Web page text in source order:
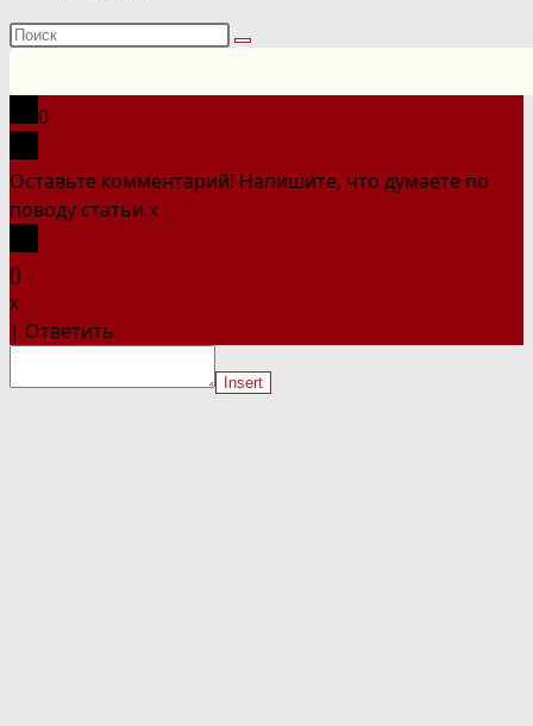
Поиск
сайте
0
Оставьте комментарий! Напишите, что думаете по
поводу статьи.x
()
x
| Ответить
Insert